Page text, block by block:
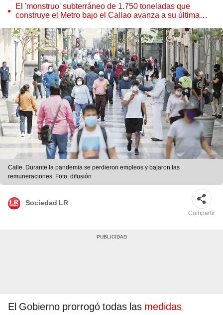
El 'monstruo' subterráneo de 1.750 toneladas que
construye el Metro bajo el Callao avanza a su última
Calle. Durante la pandemia se perdieron empleos y bajaron las
remuneraciones. Foto: difusión
Sociedad LR
Compartir
El Gobierno prorrogó todas las medidas